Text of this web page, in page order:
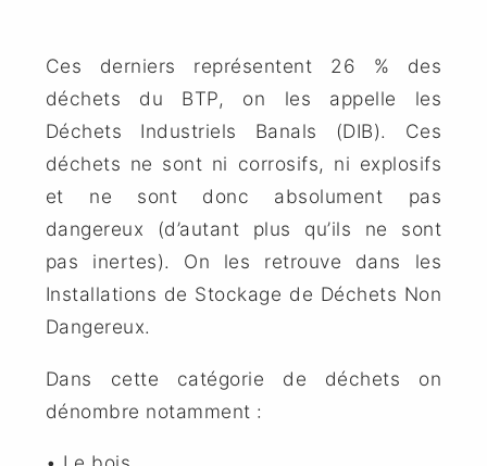
Ces derniers représentent 26 % des
déchets du BTP, on les appelle les
Déchets Industriels Banals (DIB). Ces
déchets ne sont ni corrosifs, ni explosifs
et ne sont donc absolument pas
dangereux (d’autant plus qu’ils ne sont
pas inertes). On les retrouve dans les
Installations de Stockage de Déchets Non
Dangereux.
Dans cette catégorie de déchets on
dénombre notamment :